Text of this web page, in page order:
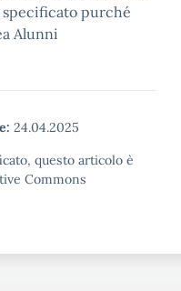
specificato purché
Alunni
24.04.2025
questo articolo è
Commons